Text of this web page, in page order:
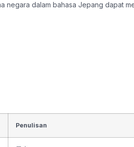
negara dalam bahasa Jepang dapat
Penulisan